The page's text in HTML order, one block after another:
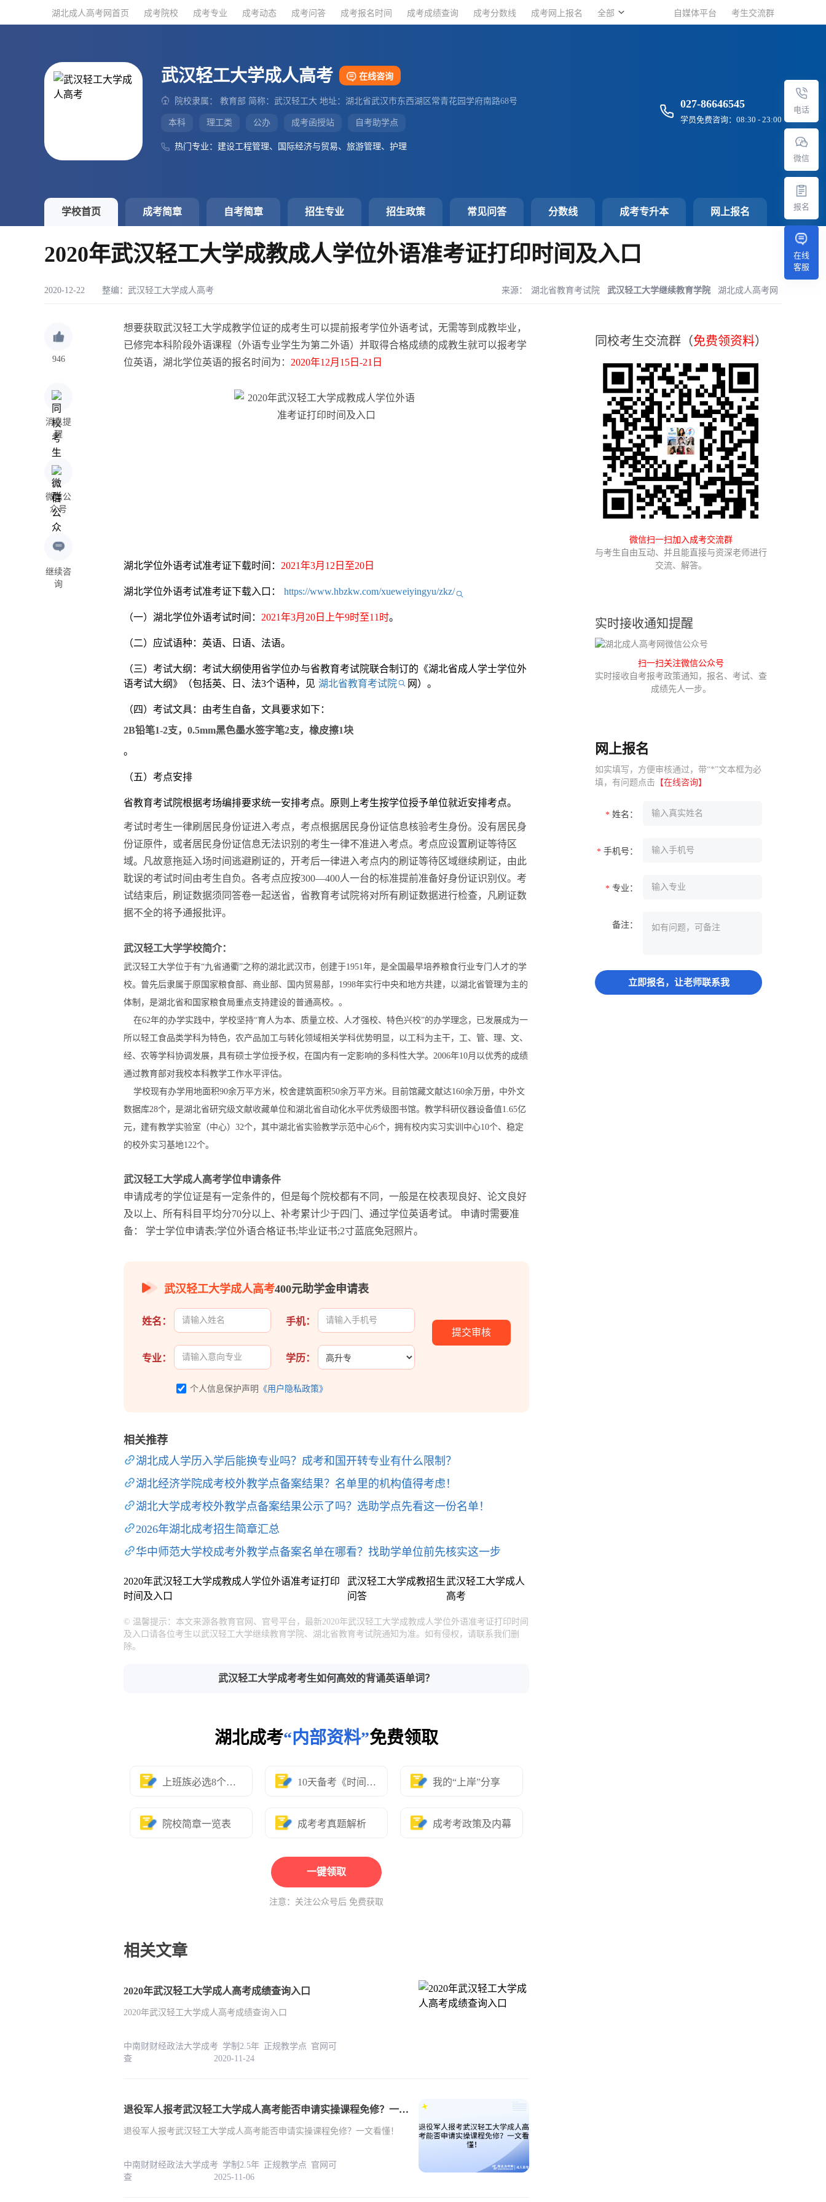
湖北成人高考网首页 成考院校 成考专业 成考动态 成考问答 成考报名时间 成考成绩查询 成考分数线 成考网上报名 全部 自媒体平台 考生交流群
武汉轻工大学成人高考 在线咨询
院校隶属： 教育部 简称：武汉轻工大 地址：湖北省武汉市东西湖区常青花园学府南路68号
本科 理工类 公办 成考函授站 自考助学点
热门专业：建设工程管理、国际经济与贸易、旅游管理、护理
027-86646545
学员免费咨询：08:30 - 23:00
学校首页 成考简章 自考简章 招生专业 招生政策 常见问答 分数线 成考专升本 网上报名
电话
微信
报名
在线
客服
2020年武汉轻工大学成教成人学位外语准考证打印时间及入口
2020-12-22 整编： 武汉轻工大学成人高考 来源： 湖北省教育考试院 武汉轻工大学继续教育学院 湖北成人高考网
946
消息提
醒
微信公
众号
继续咨
询
想要获取武汉轻工大学成教学位证的成考生可以提前报考学位外语考试，无需等到成教毕业，
已修完本科阶段外语课程（外语专业学生为第二外语）并取得合格成绩的成教生就可以报考学
位英语，湖北学位英语的报名时间为： 2020年12月15日-21日
湖北学位外语考试准考证下载时间： 2021年3月12日至20日
湖北学位外语考试准考证下载入口： https://www.hbzkw.com/xueweiyingyu/zkz/
（一）湖北学位外语考试时间： 2021年3月20日上午9时至11时。
（二）应试语种：英语、日语、法语。
（三）考试大纲：考试大纲使用省学位办与省教育考试院联合制订的《湖北省成人学士学位外
语考试大纲》（包括英、日、法3个语种，见 湖北省教育考试院 网）。
（四）考试文具：由考生自备，文具要求如下：
2B铅笔1-2支，0.5mm黑色墨水签字笔2支，橡皮擦1块
。
（五）考点安排
省教育考试院根据考场编排要求统一安排考点。原则上考生按学位授予单位就近安排考点。
考试时考生一律刷居民身份证进入考点，考点根据居民身份证信息核验考生身份。没有居民身
份证原件，或者居民身份证信息无法识别的考生一律不准进入考点。考点应设置刷证等待区
域。凡故意拖延入场时间逃避刷证的，开考后一律进入考点内的刷证等待区域继续刷证，由此
耽误的考试时间由考生自负。各考点应按300—400人一台的标准提前准备好身份证识别仪。考
试结束后，刷证数据须同答卷一起送省，省教育考试院将对所有刷证数据进行检查，凡刷证数
据不全的将予通报批评。
武汉轻工大学学校简介：
武汉轻工大学位于有“九省通衢”之称的湖北武汉市，创建于1951年，是全国最早培养粮食行业专门人才的学
校。曾先后隶属于原国家粮食部、商业部、国内贸易部，1998年实行中央和地方共建，以湖北省管理为主的
体制，是湖北省和国家粮食局重点支持建设的普通高校。。
在62年的办学实践中，学校坚持“育人为本、质量立校、人才强校、特色兴校”的办学理念，已发展成为一
所以轻工食品类学科为特色，农产品加工与转化领域相关学科优势明显，以工科为主干，工、管、理、文、
经、农等学科协调发展，具有硕士学位授予权，在国内有一定影响的多科性大学。2006年10月以优秀的成绩
通过教育部对我校本科教学工作水平评估。
学校现有办学用地面积90余万平方米，校舍建筑面积50余万平方米。目前馆藏文献达160余万册，中外文
数据库28个，是湖北省研究级文献收藏单位和湖北省自动化水平优秀级图书馆。教学科研仪器设备值1.65亿
元，建有教学实验室（中心）32个，其中湖北省实验教学示范中心6个，拥有校内实习实训中心10个、稳定
的校外实习基地122个。
武汉轻工大学成人高考学位申请条件
申请成考的学位证是有一定条件的，但是每个院校都有不同，一般是在校表现良好、论文良好
及以上、所有科目平均分70分以上、补考累计少于四门、通过学位英语考试。 申请时需要准
备： 学士学位申请表;学位外语合格证书;毕业证书;2寸蓝底免冠照片。
武汉轻工大学成人高考400元助学金申请表
姓名： 手机：
专业： 学历：
个人信息保护声明 《用户隐私政策》
相关推荐
湖北成人学历入学后能换专业吗？成考和国开转专业有什么限制？
湖北经济学院成考校外教学点备案结果？名单里的机构值得考虑！
湖北大学成考校外教学点备案结果公示了吗？选助学点先看这一份名单！
2026年湖北成考招生简章汇总
华中师范大学校成考外教学点备案名单在哪看？找助学单位前先核实这一步
2020年武汉轻工大学成教成人学位外语准考证打印
时间及入口
武汉轻工大学成教招生
问答
武汉轻工大学成人
高考
© 温馨提示：本文来源各教育官网、官号平台，最新2020年武汉轻工大学成教成人学位外语准考证打印时间
及入口请各位考生以武汉轻工大学继续教育学院、湖北省教育考试院通知为准。如有侵权，请联系我们删
除。
武汉轻工大学成考考生如何高效的背诵英语单词？
湖北成考“内部资料”免费领取
上班族必选8个专业 10天备考《时间表》 我的“上岸”分享
院校简章一览表 成考考真题解析 成考考政策及内幕
一键领取
注意：关注公众号后 免费获取
相关文章
2020年武汉轻工大学成人高考成绩查询入口
2020年武汉轻工大学成人高考成绩查询入口
中南财财经政法大学成考 学制2.5年 正规教学点 官网可
查 2020-11-24
退役军人报考武汉轻工大学成人高考能否申请实操课程免修？一文看懂！
退役军人报考武汉轻工大学成人高考能否申请实操课程免修？一文看懂！
中南财财经政法大学成考 学制2.5年 正规教学点 官网可
查 2025-11-06
同校考生交流群（免费领资料）
微信扫一扫加入成考交流群
与考生自由互动、并且能直接与资深老师进行
交流、解答。
湖北成人高考网首页 成考院校 成考专业 成考动态 成考问答 成考报名时间 成考成绩查询 成考分数线 成考网上报名 全部 自媒体平台 考生交流群
实时接收通知提醒
扫一扫关注微信公众号
实时接收自考报考政策通知，报名、考试、查
成绩先人一步。
网上报名
如实填写，方便审核通过，带“*”文本框为必
填，有问题点击 【在线咨询】
* 姓名：
* 手机号：
* 专业：
备注：